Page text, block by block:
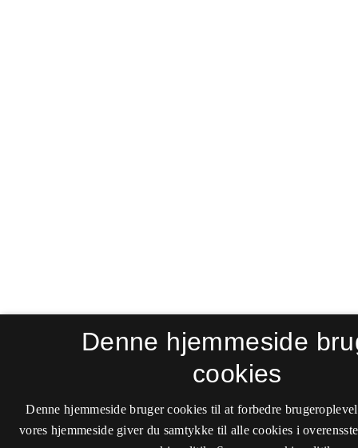
Denne hjemmeside
cookies
Denne hjemmeside bruger cookies til at forbedre
vores hjemmeside giver du samtykke til alle cookies i